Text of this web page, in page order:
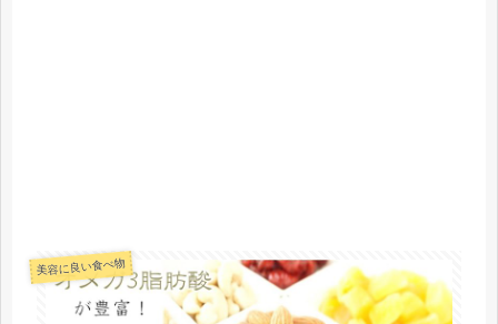
美容に良い食べ物